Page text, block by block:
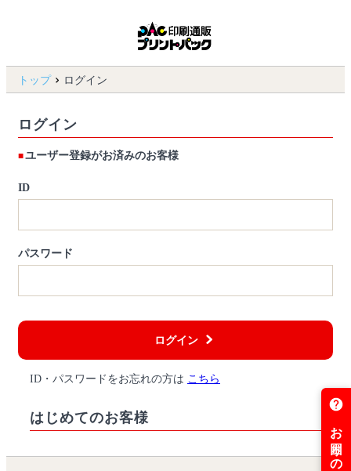
トップ ログイン
ログイン
ユーザー登録がお済みのお客様
ID
パスワード
ログイン
ID・パスワードをお忘れの方は こちら
はじめてのお客様